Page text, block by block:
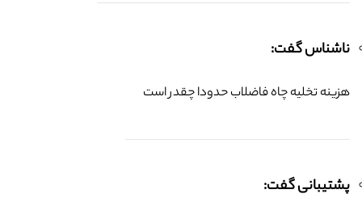
ناشناس گفت:
هزینه تخلیه چاه فاضلاب حدودا چقدر است
پشتیبانی گفت: